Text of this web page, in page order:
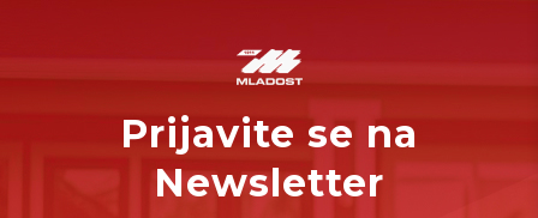
Prijavite se na
Newsletter